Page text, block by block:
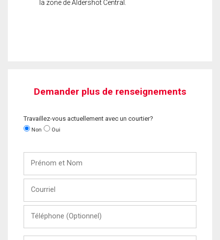
la zone de Aldershot Central.
Demander plus de renseignements
Travaillez-vous actuellement avec un courtier?
Non Oui
Nom
(Optionnel)
Message